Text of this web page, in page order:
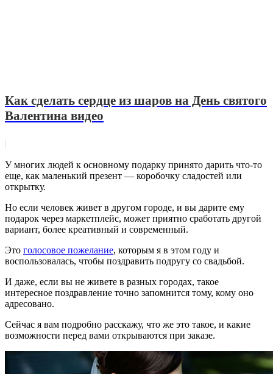
Как сделать сердце из шаров на День святого
Валентина видео
У многих людей к основному подарку принято дарить что-то
еще, как маленький презент — коробочку сладостей или
открытку.
Но если человек живет в другом городе, и вы дарите ему
подарок через маркетплейс, может приятно сработать другой
вариант, более креативный и современный.
Это голосовое пожелание, которым я в этом году и
воспользовалась, чтобы поздравить подругу со свадьбой.
И даже, если вы не живете в разных городах, такое
интересное поздравление точно запомнится тому, кому оно
адресовано.
Сейчас я вам подробно расскажу, что же это такое, и какие
возможности перед вами открываются при заказе.